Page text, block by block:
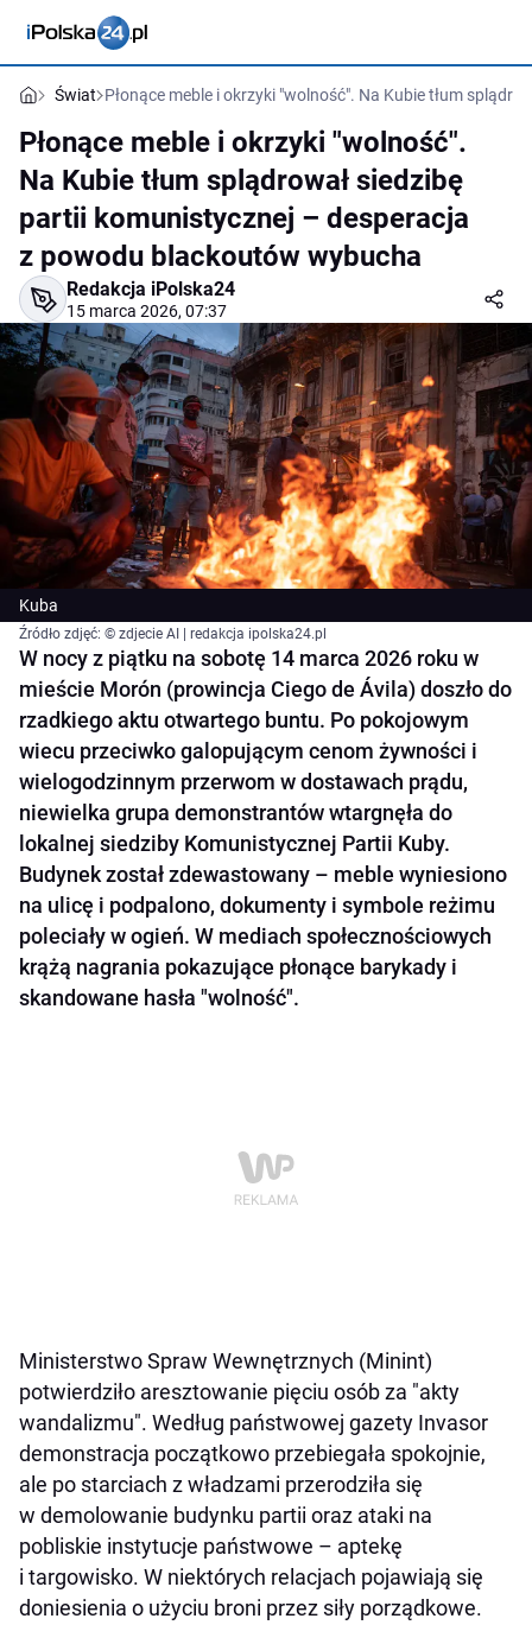
Świat Płonące meble i okrzyki "wolność". Na Kubie tłum
Płonące meble i okrzyki "wolność".
Na Kubie tłum splądrował siedzibę
partii komunistycznej – desperacja
z powodu blackoutów wybucha
Redakcja iPolska24
15 marca 2026, 07:37
Kuba
Źródło zdjęć: © zdjecie AI | redakcja ipolska24.pl
W nocy z piątku na sobotę 14 marca 2026 roku w
mieście Morón (prowincja Ciego de Ávila) doszło do
rzadkiego aktu otwartego buntu. Po pokojowym
wiecu przeciwko galopującym cenom żywności i
wielogodzinnym przerwom w dostawach prądu,
niewielka grupa demonstrantów wtargnęła do
lokalnej siedziby Komunistycznej Partii Kuby.
Budynek został zdewastowany – meble wyniesiono
na ulicę i podpalono, dokumenty i symbole reżimu
poleciały w ogień. W mediach społecznościowych
krążą nagrania pokazujące płonące barykady i
skandowane hasła "wolność".
Ministerstwo Spraw Wewnętrznych (Minint)
potwierdziło aresztowanie pięciu osób za "akty
wandalizmu". Według państwowej gazety Invasor
demonstracja początkowo przebiegała spokojnie,
ale po starciach z władzami przerodziła się
w demolowanie budynku partii oraz ataki na
pobliskie instytucje państwowe – aptekę
i targowisko. W niektórych relacjach pojawiają się
doniesienia o użyciu broni przez siły porządkowe.